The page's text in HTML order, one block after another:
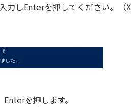
力しEnterを押してください。（X
Enterを押します。